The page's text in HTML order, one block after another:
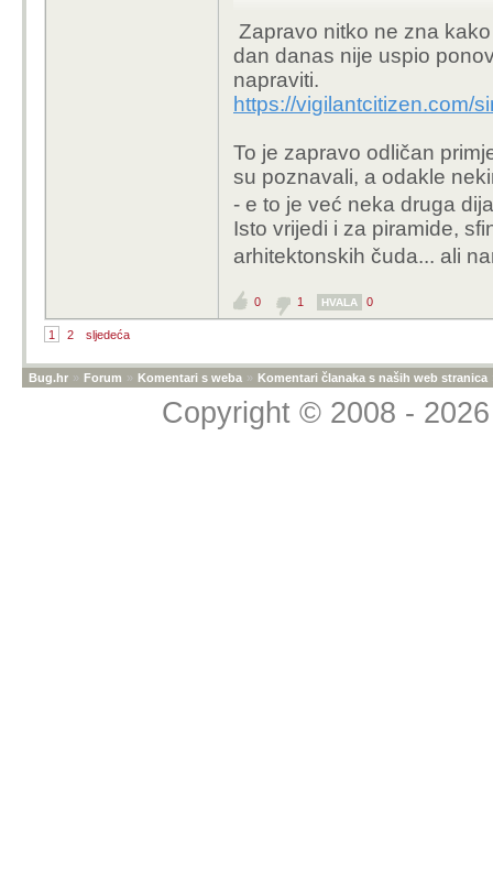
Zapravo nitko ne zna
dan danas nije uspio
napraviti.
https://vigilantcitizen.com/
To je zapravo odličan
su poznavali, a odakle
- e to je već neka druga
Isto vrijedi i za piramide,
arhitektonskih čuda... ali
0 1 HVALA 0
1 2 sljedeća
Bug.hr » Forum » Komentari s weba » Komentari članaka s naših web stranica
Copyright © 2008 -